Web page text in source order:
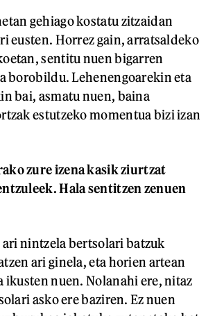
gehiago kostatu zitzaidan
eusten. Horrez gain, arratsaldeko
sentitu nuen bigarren
borobildu. Lehenengoarekin eta
bai, asmatu nuen, baina
estutzeko momentua bizi izan
zure izena kasik ziurtzat
Hala sentitzen zenuen
ari nintzela bertsolari batzuk
ari ginela, eta horien artean
ikusten nuen. Nolanahi ere, nitaz
asko ere baziren. Ez nuen